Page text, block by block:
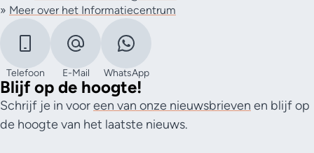
» Meer over het Informatiecentrum
Telefoon E-Mail WhatsApp
Blijf op de hoogte!
Schrijf je in vooreen van onze nieuwsbrieven en blijf op
de hoogte van het laatste nieuws.